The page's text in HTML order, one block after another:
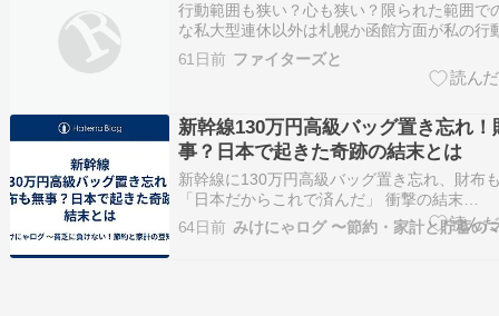
行動範囲も狭い？心も狭い？限られた範囲で
な私大型連休以外は札幌か函館方面が私の行
が無ければほぼ函館方面それが私の行動範囲
で自由ではありますが、独り身だからこそよ
と遠出はしないそんな私ですかねかと言って
61日前 ファイターズと
新幹線130万円高級バッグ置き忘れ！
事？日本で起きた奇跡の結末とは
新幹線に130万円高級バッグ置き忘れ、財布
「日本だからこれで済んだ」 衝撃の結末
https://news.yahoo.co.jp/articles/
え、この記事、読んでゾッとしちゃっ…
64日前 みけにゃログ 〜節約・家計と貯蓄の